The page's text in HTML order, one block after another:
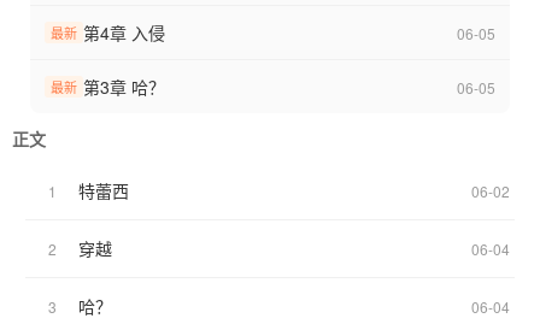
最新 第4章 入侵 06-05
最新 第3章 哈？ 06-05
正文
1 特蕾西 06-02
2 穿越 06-04
3 哈？ 06-04